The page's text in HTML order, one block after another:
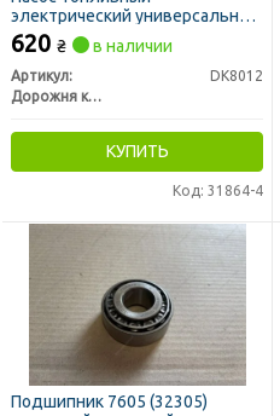
электрический универсальный
ГАЗ, ВАЗ, Волга, ЗАЗ вместо
механического) (ДК)
620 ₴ в наличии
Артикул:
DK8012
Дорожня карта
КУПИТЬ
Код: 31864-4
Подшипник 7605 (32305)